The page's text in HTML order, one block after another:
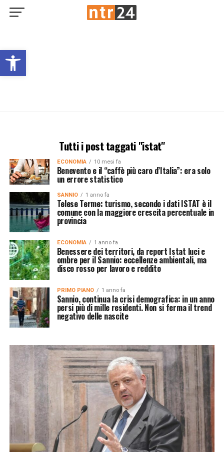
Open toolbar
Tutti i post taggati "istat"
ECONOMIA 10 mesi fa
Benevento e il “caffè più caro d’Italia”: era solo
un errore statistico
SANNIO 1 anno fa
Telese Terme: turismo, secondo i dati ISTAT è il
comune con la maggiore crescita percentuale in
provincia
ECONOMIA 1 anno fa
Benessere dei territori, da report Istat luci e
ombre per il Sannio: eccellenze ambientali, ma
disco rosso per lavoro e reddito
PRIMO PIANO 1 anno fa
Sannio, continua la crisi demografica: in un anno
persi più di mille residenti. Non si ferma il trend
negativo delle nascite